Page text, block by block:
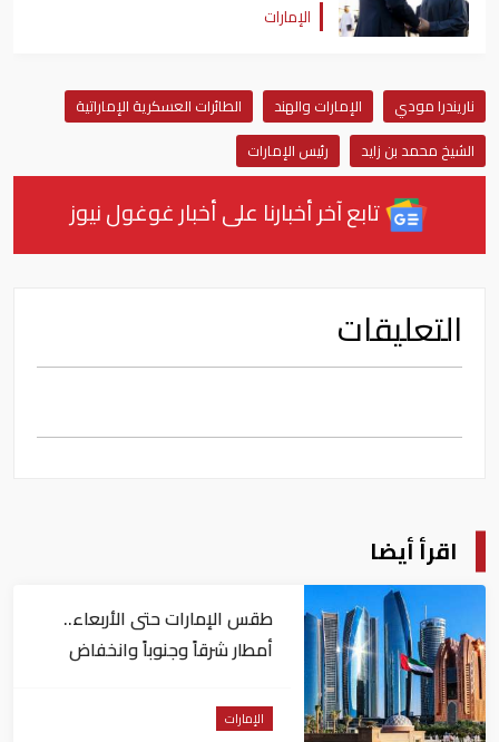
الإمارات
ناريندرا مودي الإمارات والهند
الطائرات العسكرية الإماراتية
الشيخ محمد بن زايد
رئيس الإمارات
تابع آخر أخبارنا على أخبار غوغول نيوز
التعليقات
اقرأ أيضا
طقس الإمارات حتى الأربعاء..
أمطار شرقاً وجنوباً وانخفاض
الإمارات